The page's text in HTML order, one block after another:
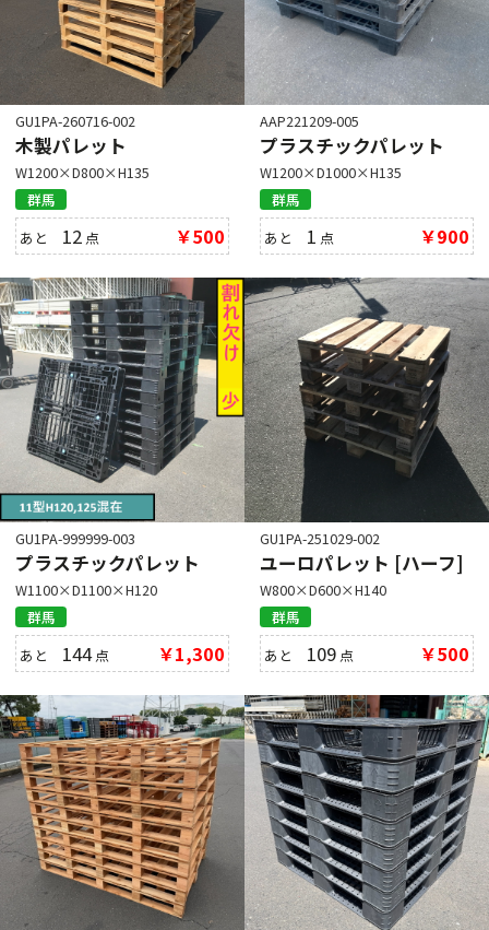
GU1PA-260716-002
木製パレット
W1200×D800×H135
群馬
あと 12 点 ￥500
AAP221209-005
プラスチックパレット
W1200×D1000×H135
群馬
あと 1 点 ￥900
GU1PA-999999-003
プラスチックパレット
W1100×D1100×H120
群馬
あと 144点 ￥1,300
GU1PA-251029-002
ユーロパレット [ハーフ]
W800×D600×H140
群馬
あと 109 点 ￥500